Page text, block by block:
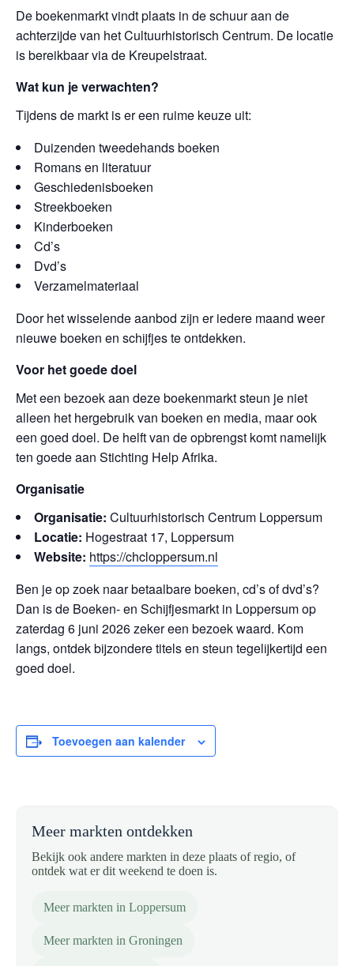
De boekenmarkt vindt plaats in de schuur aan de
achterzijde van het Cultuurhistorisch Centrum. De locatie
is bereikbaar via de Kreupelstraat.
Wat kun je verwachten?
Tijdens de markt is er een ruime keuze uit:
Duizenden tweedehands boeken
Romans en literatuur
Geschiedenisboeken
Streekboeken
Kinderboeken
Cd’s
Dvd’s
Verzamelmateriaal
Door het wisselende aanbod zijn er iedere maand weer
nieuwe boeken en schijfjes te ontdekken.
Voor het goede doel
Met een bezoek aan deze boekenmarkt steun je niet
alleen het hergebruik van boeken en media, maar ook
een goed doel. De helft van de opbrengst komt namelijk
ten goede aan Stichting Help Afrika.
Organisatie
Organisatie: Cultuurhistorisch Centrum Loppersum
Locatie: Hogestraat 17, Loppersum
Website: https://chcloppersum.nl
Ben je op zoek naar betaalbare boeken, cd’s of dvd’s?
Dan is de Boeken- en Schijfjesmarkt in Loppersum op
zaterdag 6 juni 2026 zeker een bezoek waard. Kom
langs, ontdek bijzondere titels en steun tegelijkertijd een
goed doel.
Toevoegen aan kalender
Meer markten ontdekken
Bekijk ook andere markten in deze plaats of regio, of
ontdek wat er dit weekend te doen is.
Meer markten in Loppersum
Meer markten in Groningen